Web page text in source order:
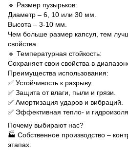
🔹 Размер пузырьков:
Диаметр – 6, 10 или 30 мм.
Высота – 3-10 мм.
Чем больше размер капсул, тем
свойства.
🔹 Температурная стойкость:
Сохраняет свои свойства в
Преимущества использования:
✅ Устойчивость к разрыву.
✅ Защита от влаги, пыли и грязи.
✅ Амортизация ударов и вибраций.
✅ Эффективная тепло- и
Почему выбирают нас?
🏭 Собственное производство –
этапах.